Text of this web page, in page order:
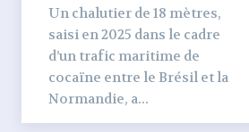
Un chalutier de 18 mètres,
saisi en 2025 dans le cadre
d’un trafic maritime de
cocaïne entre le Brésil et la
Normandie, a...